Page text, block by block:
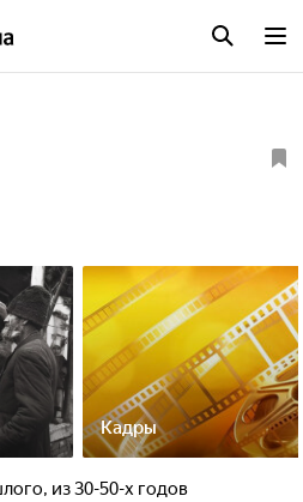
Кадры
из 30-50-х годов